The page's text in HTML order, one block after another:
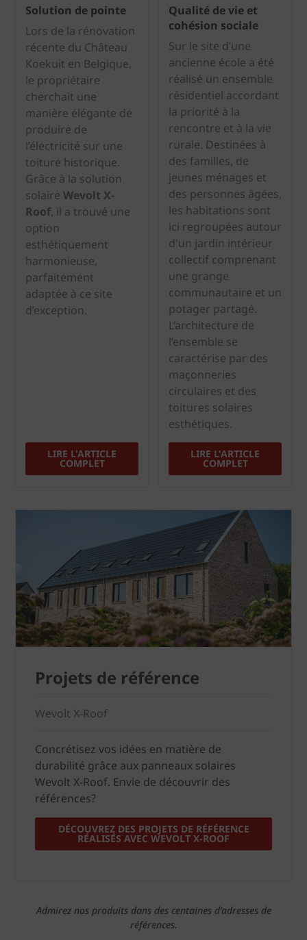
Solution de pointe
Lors de la rénovation
récente du Château
Koekuit en Belgique,
le propriétaire
cherchait une
manière élégante de
produire de
l’électricité sur une
toiture historique.
Grâce à la solution
solaire Wevolt X-
Roof, il a trouvé une
option
esthétiquement
harmonieuse,
parfaitement
adaptée à ce site
d’exception.
LIRE L'ARTICLE
COMPLET
Qualité de vie et
cohésion sociale
Sur le site d’une
ancienne école a été
réalisé un ensemble
résidentiel accordant
la priorité à la
rencontre et à la vie
rurale. Destinées à
des familles, de
jeunes ménages et
des personnes âgées,
les habitations sont
ici regroupées autour
d'un jardin intérieur
collectif comprenant
une grange
communautaire et un
potager partagé.
L’architecture de
l’ensemble se
caractérise par des
maçonneries
circulaires et des
toitures solaires
esthétiques.
LIRE L'ARTICLE
COMPLET
Projets de référence
Wevolt X-Roof
Concrétisez vos idées en matière de
durabilité grâce aux panneaux solaires
Wevolt X-Roof. Envie de découvrir des
références?
DÉCOUVREZ DES PROJETS DE RÉFÉRENCE
RÉALISÉS AVEC WEVOLT X-ROOF
Admirez nos produits dans des centaines d’adresses de
références.